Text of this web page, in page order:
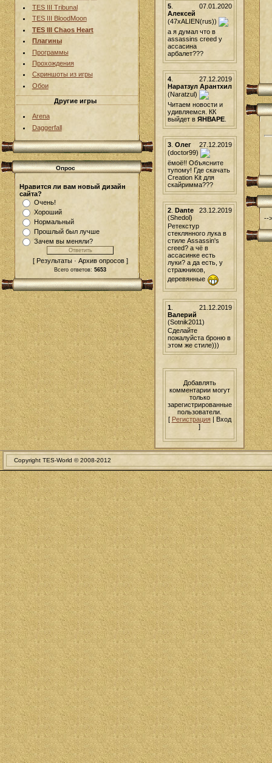
TES III Tribunal
TES III BloodMoon
TES III Chaos Heart
Плагины
Программы
Прохождения
Скриншоты из игры
Обои
Другие игры
Arena
Daggerfall
Опрос
Нравится ли вам новый дизайн
сайта?
Очень!
Хороший
Нормальный
Прошлый был лучше
Зачем вы меняли?
[ Результаты · Архив опросов ]
Всего ответов: 5653
07.01.2020
5.
Алексей
(47xALIEN(rus))
а я думал что в
assassins creed у
ассасина
арбалет???
27.12.2019
4.
Наратзул Арантхил
(Naratzul)
Читаем новости и
удивляемся. КК
выйдет в ЯНВАРЕ.
27.12.2019
3. Олег
(doctor99)
ёмоё!! Объясните
тупому! Где скачать
Creation Kit для
скайримма???
23.12.2019
2. Dante
(Shedol)
Ретекстур
стеклянного лука в
стиле Assassin's
creed? а чё в
ассасинке есть
луки? а да есть, у
стражников,
деревянные
21.12.2019
1.
Валерий
(Sotnik2011)
Сделайте
пожалуйста броню в
этом же стиле)))
Добавлять
комментарии могут
только
зарегистрированные
пользователи.
[ Регистрация| Вход
]
-->
Copyright TES-World © 2008-2012